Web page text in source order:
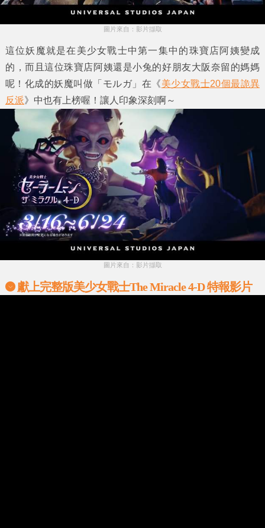
圖片來自：影片擷取
這位妖魔就是在美少女戰士中第一集中的珠寶店阿姨變成
的，而且這位珠寶店阿姨還是小兔的好朋友大阪奈留的媽媽
呢！化成的妖魔叫做「モルガ」在《美少女戰士20個最詭異
反派》中也有上榜喔！讓人印象深刻啊～
圖片來自：影片擷取
獻上完整版美少女戰士The Miracle 4-D 特報影片